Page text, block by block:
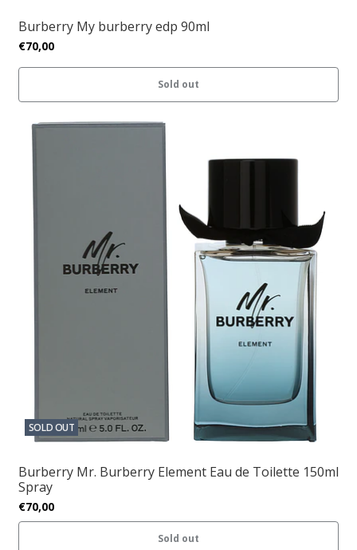
Burberry My burberry edp 90ml
€70,00
Sold out
SOLD OUT
Burberry Mr. Burberry Element Eau de Toilette 150ml
Spray
€70,00
Sold out